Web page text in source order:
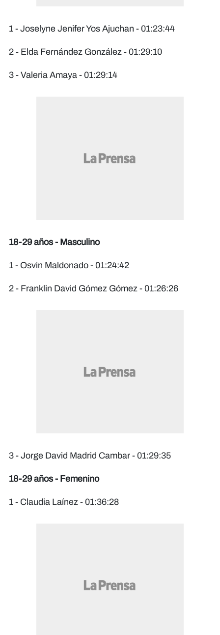
1 - Joselyne Jenifer Yos Ajuchan - 01:23:44
2 - Elda Fernández González - 01:29:10
3 - Valeria Amaya - 01:29:14
18-29 años - Masculino
1 - Osvin Maldonado - 01:24:42
2 - Franklin David Gómez Gómez - 01:26:26
3 - Jorge David Madrid Cambar - 01:29:35
18-29 años - Femenino
1 - Claudia Laínez - 01:36:28